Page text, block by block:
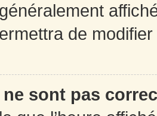
de
ne sont pas